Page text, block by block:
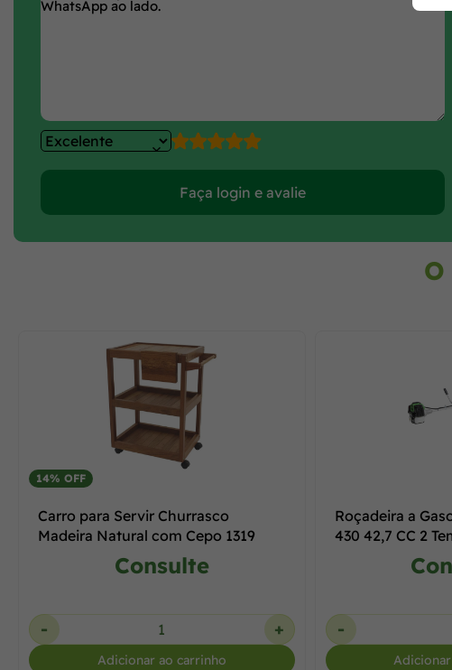
Faça login e avalie
14% OFF
Carro para Servir Churrasco
Madeira Natural com Cepo 1319
Consulte
- +
Adicionar ao carrinho
Roçadeira a
430 42,7 CC 2
-